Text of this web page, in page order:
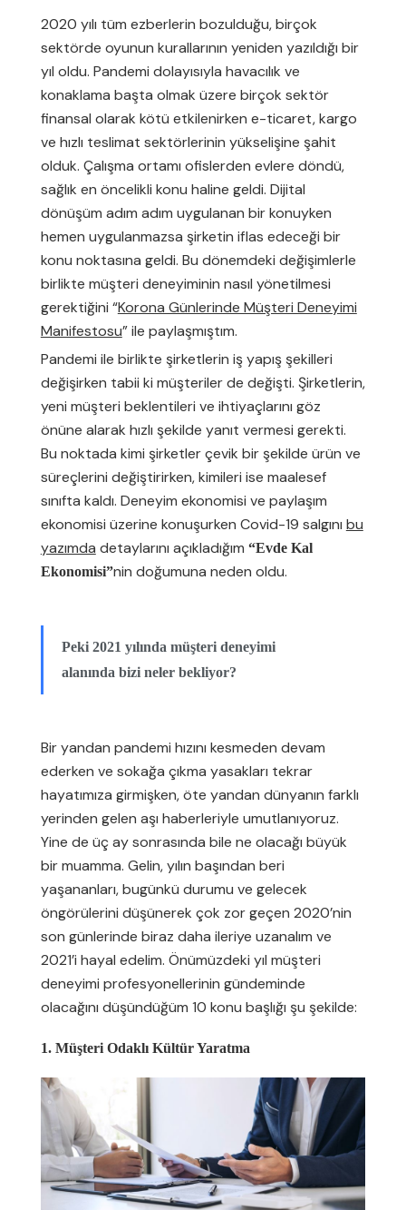
2020 yılı tüm ezberlerin bozulduğu, birçok
sektörde oyunun kurallarının yeniden yazıldığı bir
yıl oldu. Pandemi dolayısıyla havacılık ve
konaklama başta olmak üzere birçok sektör
finansal olarak kötü etkilenirken e-ticaret, kargo
ve hızlı teslimat sektörlerinin yükselişine şahit
olduk. Çalışma ortamı ofislerden evlere döndü,
sağlık en öncelikli konu haline geldi. Dijital
dönüşüm adım adım uygulanan bir konuyken
hemen uygulanmazsa şirketin iflas edeceği bir
konu noktasına geldi. Bu dönemdeki değişimlerle
birlikte müşteri deneyiminin nasıl yönetilmesi
gerektiğini “Korona Günlerinde Müşteri Deneyimi
Manifestosu” ile paylaşmıştım.
Pandemi ile birlikte şirketlerin iş yapış şekilleri
değişirken tabii ki müşteriler de değişti. Şirketlerin,
yeni müşteri beklentileri ve ihtiyaçlarını göz
önüne alarak hızlı şekilde yanıt vermesi gerekti.
Bu noktada kimi şirketler çevik bir şekilde ürün ve
süreçlerini değiştirirken, kimileri ise maalesef
sınıfta kaldı. Deneyim ekonomisi ve paylaşım
ekonomisi üzerine konuşurken Covid-19 salgını bu
yazımda detaylarını açıkladığım “Evde Kal
Ekonomisi”nin doğumuna neden oldu.
Peki 2021 yılında müşteri deneyimi
alanında bizi neler bekliyor?
Bir yandan pandemi hızını kesmeden devam
ederken ve sokağa çıkma yasakları tekrar
hayatımıza girmişken, öte yandan dünyanın farklı
yerinden gelen aşı haberleriyle umutlanıyoruz.
Yine de üç ay sonrasında bile ne olacağı büyük
bir muamma. Gelin, yılın başından beri
yaşananları, bugünkü durumu ve gelecek
öngörülerini düşünerek çok zor geçen 2020’nin
son günlerinde biraz daha ileriye uzanalım ve
2021’i hayal edelim. Önümüzdeki yıl müşteri
deneyimi profesyonellerinin gündeminde
olacağını düşündüğüm 10 konu başlığı şu şekilde:
1. Müşteri Odaklı Kültür Yaratma